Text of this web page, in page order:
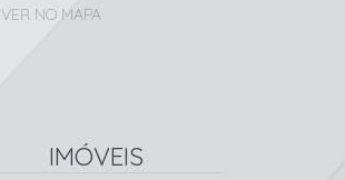
VER NO MAPA
IMÓVEIS